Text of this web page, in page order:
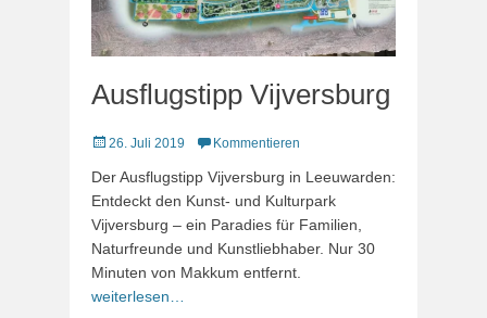
Ausflugstipp Vijversburg
Veröffentlicht
26. Juli 2019 Kommentieren
Der Ausflugstipp Vijversburg in Leeuwarden:
Entdeckt den Kunst- und Kulturpark
Vijversburg – ein Paradies für Familien,
Naturfreunde und Kunstliebhaber. Nur 30
Minuten von Makkum entfernt.
weiterlesen…